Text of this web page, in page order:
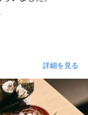
詳細を見る